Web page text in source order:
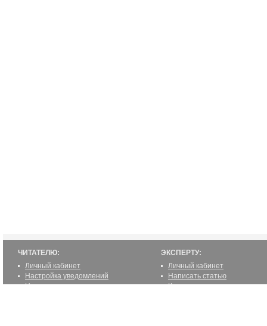
ЧИТАТЕЛЮ:
Личный кабинет
Настройка уведомлений
Написать статью
ЭКСПЕРТУ:
Личный кабинет
Написать статью
Как стать экспертом